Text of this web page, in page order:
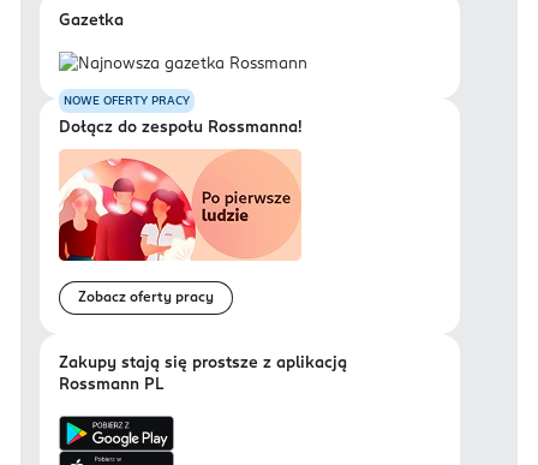
Gazetka
NOWE OFERTY PRACY
Dołącz do zespołu Rossmanna!
Zobacz oferty pracy
Zakupy stają się prostsze z aplikacją
Rossmann PL